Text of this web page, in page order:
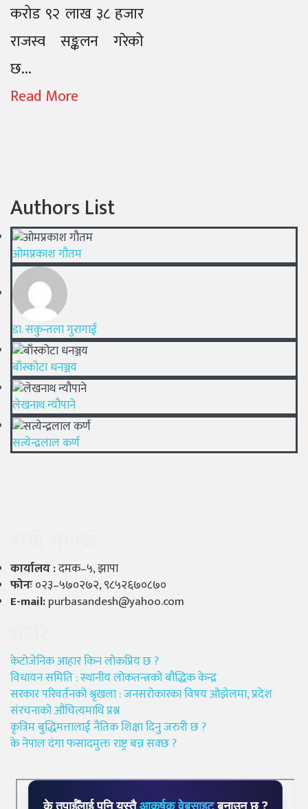
करोड ९२ लाख ३८ हजार
राजस्व सङ्कलन गरेको
छ...
Read More
Authors List
ओमप्रकाश गौतम
डा. सकुन्तला गुरागाई
बाँस्कोटा धनञ्जय
लेखनाथ न्यौपाने
सत्येन्द्रलाल कर्ण
कार्यालय :दमक–५, झापा
फोनः०२३–५७०२७२, ९८५२६७०८७०
E-mail:purbasandesh@yahoo.com
केटोजेनिक आहार किन लोकप्रिय छ ?
विधायन समिति : स्थानीय लोकतन्त्रको बौद्धिक केन्द्र
सरकार परिवर्तनको श्रृखला : जनसरोकारका विषय ओझेलमा, प्रदेश
संरचनाको औचित्यमाथि प्रश्न
कृत्रिम बुद्धिमत्तालाई नैतिक शिक्षा दिनु जरुरी छ ?
के नेपाल दंगा फसादमुक्त राष्ट्र बन्न सक्छ ?